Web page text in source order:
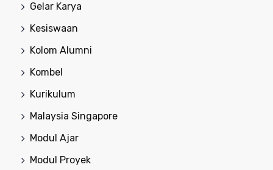
Gelar Karya
Kesiswaan
Kolom Alumni
Kombel
Kurikulum
Malaysia Singapore
Modul Ajar
Modul Proyek